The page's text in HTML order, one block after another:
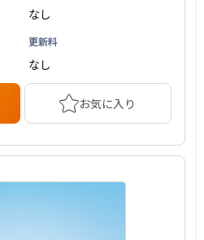
なし
更新料
なし
お気に入り